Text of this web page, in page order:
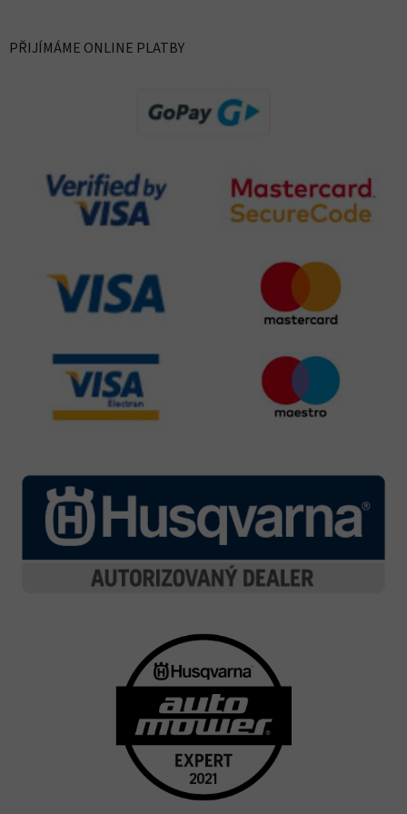
PŘIJÍMÁME ONLINE PLATBY